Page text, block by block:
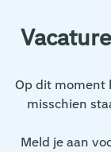
Op dit moment
misschien
Meld je aan